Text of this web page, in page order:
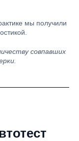
мы получили
совпавших